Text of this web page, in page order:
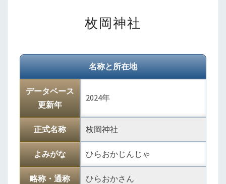
岡
社
枚岡神社
名称と所在地
データベース
更新年
2024年
正式名称 枚岡神社
よみがな ひらおかじんじゃ
略称・通称 ひらおかさん